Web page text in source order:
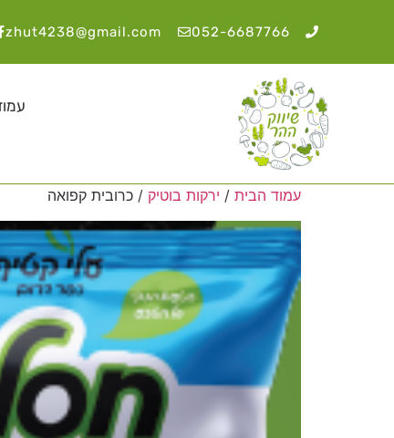
052-6687766
zhut4238@gmail.com
עמוד הבית / ירקות בוטיק / כרובית קפואה